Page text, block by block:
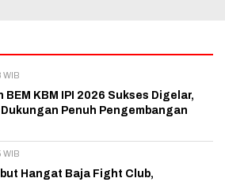
WIB
KBM IPI 2026 Sukses Digelar,
Penuh Pengembangan
WIB
Hangat Baja Fight Club,